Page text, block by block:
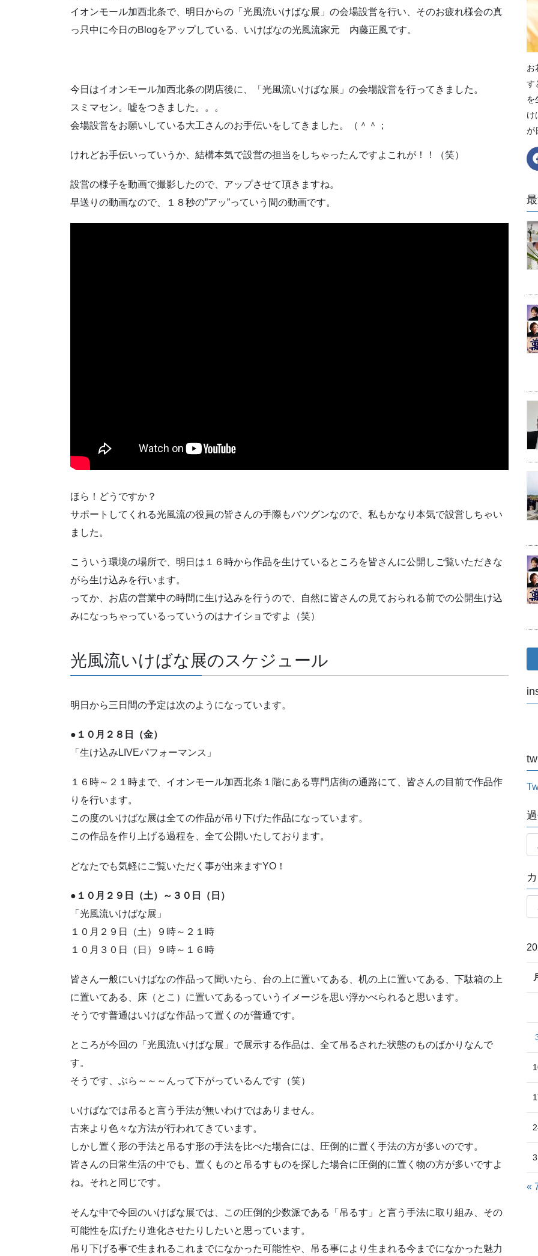
イオンモール加西北条で、明日からの「光風流いけばな展」の会場設営を行い、そのお疲れ様会の真
っ只中に今日のBlogをアップしている、いけばなの光風流家元 内藤正風です。
今日はイオンモール加西北条の閉店後に、「光風流いけばな展」の会場設営を行ってきました。
スミマセン。嘘をつきました。。。
会場設営をお願いしている大工さんのお手伝いをしてきました。（＾＾；
けれどお手伝いっていうか、結構本気で設営の担当をしちゃったんですよこれが！！（笑）
設営の様子を動画で撮影したので、アップさせて頂きますね。
早送りの動画なので、１８秒の”アッ”っていう間の動画です。
ほら！どうですか？
サポートしてくれる光風流の役員の皆さんの手際もバツグンなので、私もかなり本気で設営しちゃい
ました。
こういう環境の場所で、明日は１６時から作品を生けているところを皆さんに公開しご覧いただきな
がら生け込みを行います。
ってか、お店の営業中の時間に生け込みを行うので、自然に皆さんの見ておられる前での公開生け込
みになっちゃっているっていうのはナイショですよ（笑）
光風流いけばな展のスケジュール
明日から三日間の予定は次のようになっています。
●１０月２８日（金）
「生け込みLIVEパフォーマンス」
１６時～２１時まで、イオンモール加西北条１階にある専門店街の通路にて、皆さんの目前で作品作
りを行います。
この度のいけばな展は全ての作品が吊り下げた作品になっています。
この作品を作り上げる過程を、全て公開いたしております。
どなたでも気軽にご覧いただく事が出来ますYO！
●１０月２９日（土）～３０日（日）
「光風流いけばな展」
１０月２９日（土）９時～２１時
１０月３０日（日）９時～１６時
皆さん一般にいけばなの作品って聞いたら、台の上に置いてある、机の上に置いてある、下駄箱の上
に置いてある、床（とこ）に置いてあるっていうイメージを思い浮かべられると思います。
そうです普通はいけばな作品って置くのが普通です。
ところが今回の「光風流いけばな展」で展示する作品は、全て吊るされた状態のものばかりなんで
す。
そうです、ぶら～～～んって下がっているんです（笑）
いけばなでは吊ると言う手法が無いわけではありません。
古来より色々な方法が行われてきています。
しかし置く形の手法と吊るす形の手法を比べた場合には、圧倒的に置く手法の方が多いのです。
皆さんの日常生活の中でも、置くものと吊るすものを探した場合に圧倒的に置く物の方が多いですよ
ね。それと同じです。
そんな中で今回のいけばな展では、この圧倒的少数派である「吊るす」と言う手法に取り組み、その
可能性を広げたり進化させたりしたいと思っています。
吊り下げる事で生まれるこれまでになかった可能性や、吊る事により生まれる今までになかった魅力
お
す
を
け
が
過
事
月
テ
リ
«